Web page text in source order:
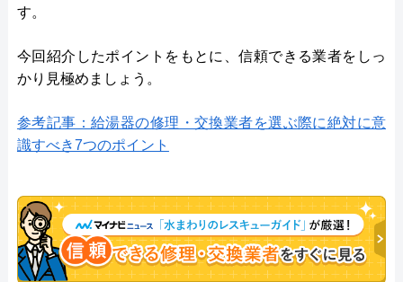
す。
今回紹介したポイントをもとに、信頼できる業者をしっ
かり見極めましょう。
参考記事：給湯器の修理・交換業者を選ぶ際に絶対に意
識すべき7つのポイント